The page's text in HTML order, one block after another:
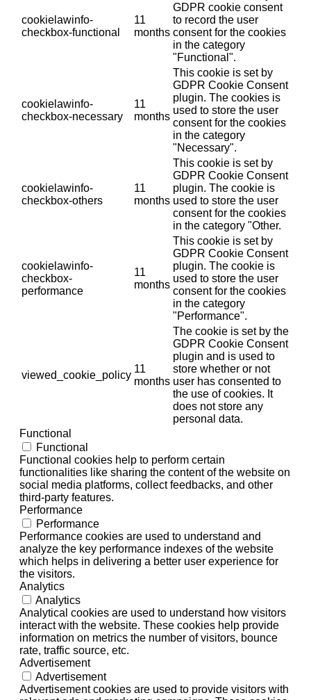
cookielawinfo-
checkbox-functional
11
months
GDPR cookie consent
to record the user
consent for the cookies
in the category
"Functional".
cookielawinfo-
checkbox-necessary
11
months
This cookie is set by
GDPR Cookie Consent
plugin. The cookies is
used to store the user
consent for the cookies
in the category
"Necessary".
cookielawinfo-
checkbox-others
11
months
This cookie is set by
GDPR Cookie Consent
plugin. The cookie is
used to store the user
consent for the cookies
in the category "Other.
cookielawinfo-
checkbox-
performance
11
months
This cookie is set by
GDPR Cookie Consent
plugin. The cookie is
used to store the user
consent for the cookies
in the category
"Performance".
viewed_cookie_policy
11
months
The cookie is set by the
GDPR Cookie Consent
plugin and is used to
store whether or not
user has consented to
the use of cookies. It
does not store any
personal data.
Functional
Functional
Functional cookies help to perform certain
functionalities like sharing the content of the website on
social media platforms, collect feedbacks, and other
third-party features.
Performance
Performance
Performance cookies are used to understand and
analyze the key performance indexes of the website
which helps in delivering a better user experience for
the visitors.
Analytics
Analytics
Analytical cookies are used to understand how visitors
interact with the website. These cookies help provide
information on metrics the number of visitors, bounce
rate, traffic source, etc.
Advertisement
Advertisement
Advertisement cookies are used to provide visitors with